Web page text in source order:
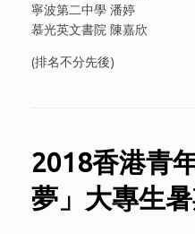
寧波第二中學 潘婷
慕光英文書院 陳嘉欣
(排名不分先後)
2018香港青
夢」大專生